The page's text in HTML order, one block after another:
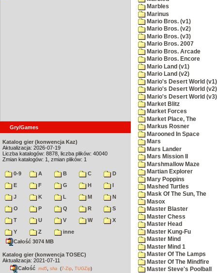
Gry/Games
Katalog gier (konwencja Kaz)
Aktualizacja: 2026-07-19
Liczba katalogów: 8878, liczba plików: 40040
Zmian katalogów: 1, zmian plików: 1
0-9 A B C
D
E
F G H
I
J
K L M
N
O
P Q R
S
T
U V W
X
Y
Z
inne
Całość 3074 MB
Katalog gier (konwencja TOSEC)
Aktualizacja: 2021-07-11
Całość md5 sha (7-Zip TUGZip)
Marbles
Marinus
Mario Bros. (v1)
Mario Bros. (v2)
Mario Bros. (v3)
Mario Bros. 2007
Mario Bros. Arcade
Mario Bros. Encore
Mario Land (v1)
Mario Land (v2)
Mario's Desert World (v1)
Mario's Desert World (v2)
Mario's Desert World (v3)
Market Blitz
Market Forces
Market Place, The
Markus Rosner
Marooned In Space
Mars
Mars Lander
Mars Mission II
Marshmallow Maze
Martian Explorer
Mary Poppins
Mashed Turtles
Mask Of The Sun, The
Masox
Master Blaster
Master Chess
Master Head
Master Kung-Fu
Master Mind
Master Mind 1
Master Of The Lamps
Master Of The Mindfire
Master Steve's Poolball